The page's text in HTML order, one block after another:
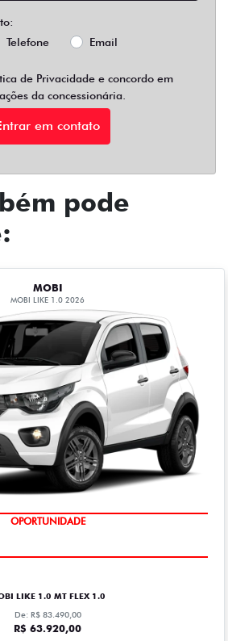
Telefone Email
de Privacidade e concordo em
da concessionária.
em contato
pode
MOBI
MOBI LIKE 1.0 2026
OPORTUNIDADE
LIKE 1.0 MT FLEX 1.0
De: R$ 83.490,00
R$ 63.920,00